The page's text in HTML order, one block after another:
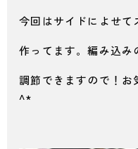
今回はサイドによせて
作ってます。編み込み
調節できますので！
^*